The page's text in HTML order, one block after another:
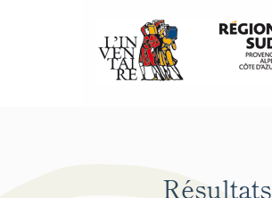
Résultats